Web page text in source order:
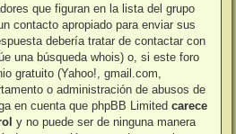
que figuran en la lista del grupo
contacto apropiado para enviar sus
debería tratar de contactar con
una búsqueda whois) o, si este foro
gratuito (Yahoo!, gmail.com,
o administración de abusos de
en cuenta que phpBB Limited carece
y no puede ser de ninguna manera